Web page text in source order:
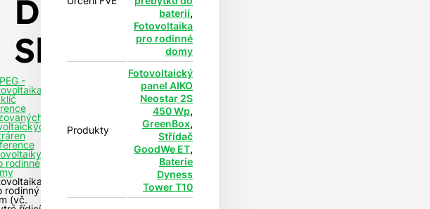
Dolní
Slivno
-
rodinné
rodinný
(vč.
baterií,
Fotovoltaika
pro rodinné
domy
Produkty
Fotovoltaický
panel AIKO
Neostar 2S
450 Wp,
GreenBox,
Střídač
GoodWe ET,
Baterie
Dyness
Tower T10